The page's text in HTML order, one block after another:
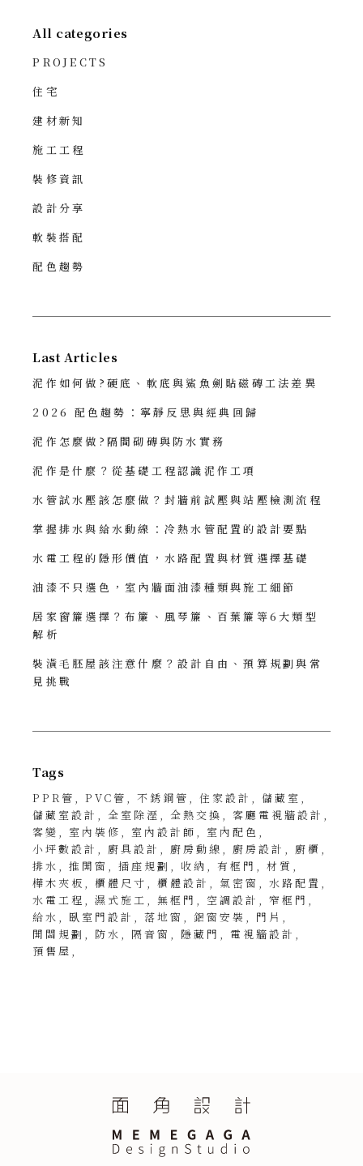
All categories
PROJECTS
住宅
建材新知
施工工程
裝修資訊
設計分享
軟裝搭配
配色趨勢
Last Articles
泥作如何做?硬底、軟底與鯊魚劍貼磁磚工法差異
2026 配色趨勢：寧靜反思與經典回歸
泥作怎麼做?隔間砌磚與防水實務
泥作是什麼？從基礎工程認識泥作工項
水管試水壓該怎麼做？封牆前試壓與站壓檢測流程
掌握排水與給水動線：冷熱水管配置的設計要點
水電工程的隱形價值，水路配置與材質選擇基礎
油漆不只選色，室內牆面油漆種類與施工細節
居家窗簾選擇？布簾、風琴簾、百葉簾等6大類型
解析
裝潢毛胚屋該注意什麼？設計自由、預算規劃與常
見挑戰
Tags
PPR管 PVC管 不銹鋼管 住家設計
儲藏室
儲藏室設計
全室除溼 全熱交換
客廳電視牆設計
客變
室內裝修 室內設計師
室內配色
小坪數設計
廚具設計 廚房動線 廚房設計
廚櫃
排水
推開窗 插座規劃 收納 有框門
材質
樺木夾板
櫃體尺寸 櫃體設計 氣密窗
水路配置
水電工程
濕式施工 無框門 空調設計
窄框門
給水
臥室門設計 落地窗 鋁窗安裝
門片
開關規劃
防水 隔音窗 隱藏門
電視牆設計
預售屋